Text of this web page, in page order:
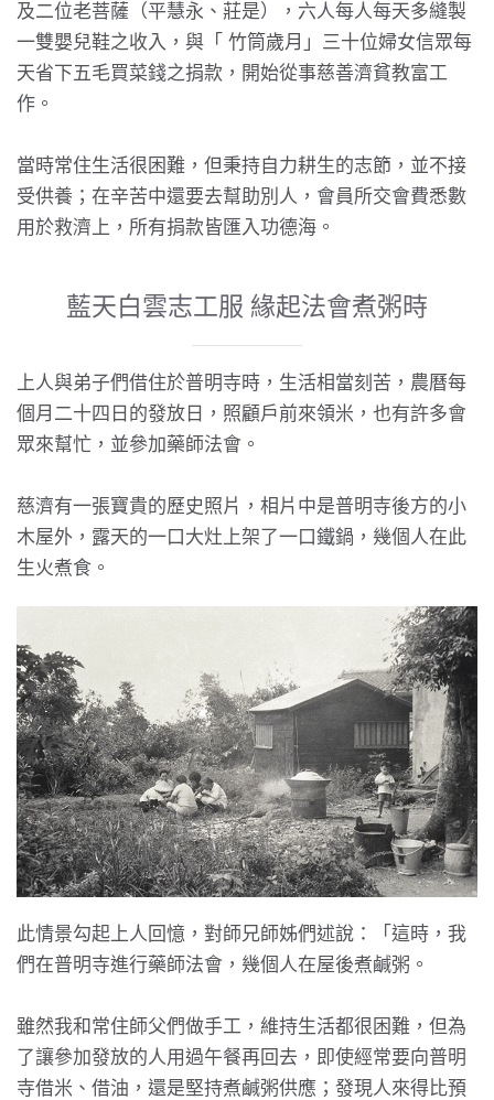
及二位老菩薩（平慧永、莊是），六人每人每天多縫製
一雙嬰兒鞋之收入，與「 竹筒歲月 」三十位婦女信眾每
天省下五毛買菜錢之捐款，開始從事慈善濟貧教富工
作。
當時常住生活很困難，但秉持自力耕生的志節，並不接
受供養；在辛苦中還要去幫助別人，會員所交會費悉數
用於救濟上，所有捐款皆匯入功德海。
藍天白雲志工服 緣起法會煮粥時
上人與弟子們借住於普明寺時，生活相當刻苦，農曆每
個月二十四日的發放日，照顧戶前來領米，也有許多會
眾來幫忙，並參加藥師法會。
慈濟有一張寶貴的歷史照片，相片中是普明寺後方的小
木屋外，露天的一口大灶上架了一口鐵鍋，幾個人在此
生火煮食。
此情景勾起上人回憶，對師兄師姊們述說：「這時，我
們在普明寺進行藥師法會，幾個人在屋後煮鹹粥。
雖然我和常住師父們做手工，維持生活都很困難，但為
了讓參加發放的人用過午餐再回去，即使經常要向普明
寺借米、借油，還是堅持煮鹹粥供應；發現人來得比預